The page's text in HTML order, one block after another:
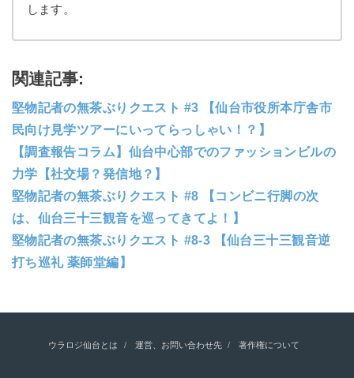
します。
関連記事:
堅物記者の無茶ぶりクエスト #3 【仙台市役所本庁舎市
民向け見学ツアーにいってらっしゃい！？】
【調査報告コラム】仙台中心部でのファッションビルの
力学【社交場？発信地？】
堅物記者の無茶ぶりクエスト #8 【コンビニ行脚の次
は、仙台三十三観音を巡ってきてよ！】
堅物記者の無茶ぶりクエスト #8-3 【仙台三十三観音逆
打ち巡礼 薬師堂編】
ウラロジ仙台とは 運営、お問い合わせ先 著作権について